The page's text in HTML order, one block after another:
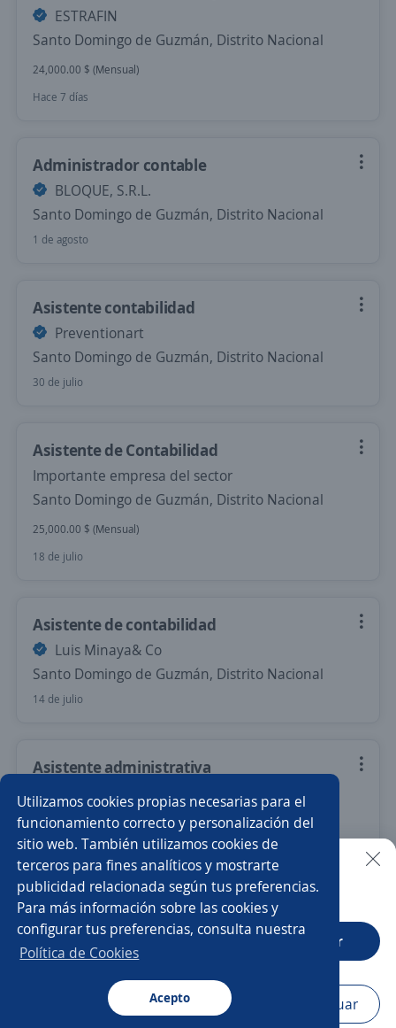
Utilizamos cookies propias necesarias para el
funcionamiento correcto y personalización del
sitio web. También utilizamos cookies de
terceros para fines analíticos y mostrarte
publicidad relacionada según tus preferencias.
Para más información sobre las cookies y
configurar tus preferencias, consulta nuestra
Política de Cookies
Acepto
ESTRAFIN
Santo Domingo de Guzmán, Distrito Nacional
24,000.00 $ (Mensual)
Hace 7 días
Administrador contable
BLOQUE, S.R.L.
Santo Domingo de Guzmán, Distrito Nacional
1 de agosto
Asistente contabilidad
Preventionart
Santo Domingo de Guzmán, Distrito Nacional
30 de julio
Asistente de Contabilidad
Importante empresa del sector
Santo Domingo de Guzmán, Distrito Nacional
25,000.00 $ (Mensual)
18 de julio
Asistente de contabilidad
Luis Minaya& Co
Santo Domingo de Guzmán, Distrito Nacional
14 de julio
Asistente administrativa
Luis Minaya& Co
Santo Domingo de Guzmán, Distrito Nacional
11 de julio
Nuevas ofertas de empleo
Empleos similares
Auxiliar contable Auxiliar contable y administrativo
Buscar es más fácil en la app
CT App Abrir
Navegador Continuar